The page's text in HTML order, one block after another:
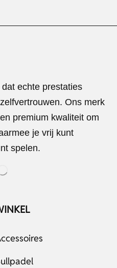
echte prestaties
Ons merk
premium kwaliteit om
je vrij kunt
spelen.